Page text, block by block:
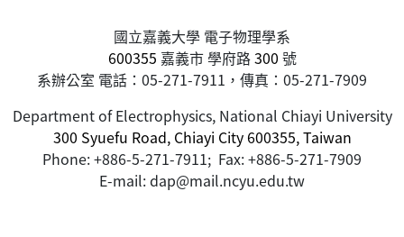
國立嘉義大學 電子物理學系
600355 嘉義市學府路300 號
系辦公室 電話：05-271-7911，傳真：05-271-7909
Department of Electrophysics, National Chiayi University
300 Syuefu Road, Chiayi City 600355, Taiwan
Phone: +886-5-271-7911; Fax: +886-5-271-7909
E-mail: dap@mail.ncyu.edu.tw